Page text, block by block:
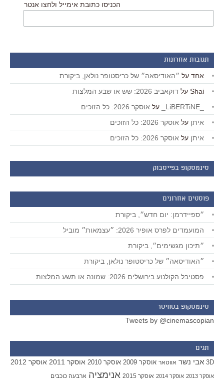
הכניסו כתובת אימייל ולחצו אנטר
תגובות אחרונות
אחד על ״האודיסאה״ של כריסטופר נולאן, ביקורת
Shai על דוקאביב 2026: שש או שבע המלצות
על אוסקר 2026: כל הזוכים
איתן על אוסקר 2026: כל הזוכים
איתן על אוסקר 2026: כל הזוכים
סינמסקופ בפייסבוק
פוסטים אחרונים
״ספיידרמן: יום חדש״, ביקורת
המועמדים לפרס אופיר 2026: ״עצמאות״ מוביל
״תיכון מגשימים״, ביקורת
״האודיסאה״ של כריסטופר נולאן, ביקורת
פסטיבל הקולנוע בירושלים 2026: שמונה או תשע המלצות
סינמסקופ בטוויטר
Tweets by @cinemascopian
תגים
3D אבי נשר אווטאר אוסקר 2009 אוסקר 2010 אוסקר 2011 אוסקר 2012
אוסקר 2013 אוסקר 2014 אוסקר 2015 אנימציה ארבעה כוכבים